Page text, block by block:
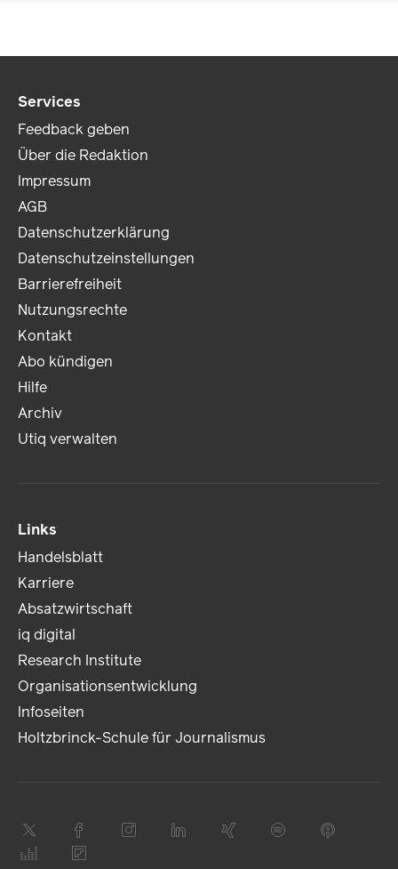
Services
Feedback geben
Über die Redaktion
Impressum
AGB
Datenschutzerklärung
Datenschutzeinstellungen
Barrierefreiheit
Nutzungsrechte
Kontakt
Abo kündigen
Hilfe
Archiv
Utiq verwalten
Links
Handelsblatt
Karriere
Absatzwirtschaft
iq digital
Research Institute
Organisationsentwicklung
Infoseiten
Holtzbrinck-Schule für Journalismus